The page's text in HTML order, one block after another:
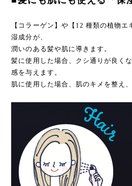
【コラーゲン】や【12 種類の植物
湿成分が、
潤いのある髪や肌に導きます。
髪に使用した場合、クシ通りが良く
感を与えます。
肌に使用した場合、肌のキメを整え